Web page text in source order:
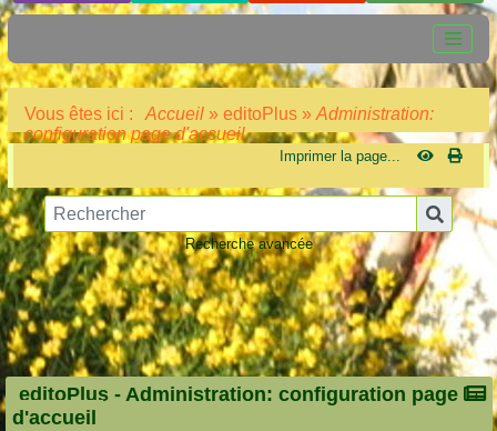
Vous êtes ici : Accueil » editoPlus » Administration:
configuration page d'accueil
Imprimer la page...
Recherche avancée
editoPlus - Administration: configuration page
d'accueil